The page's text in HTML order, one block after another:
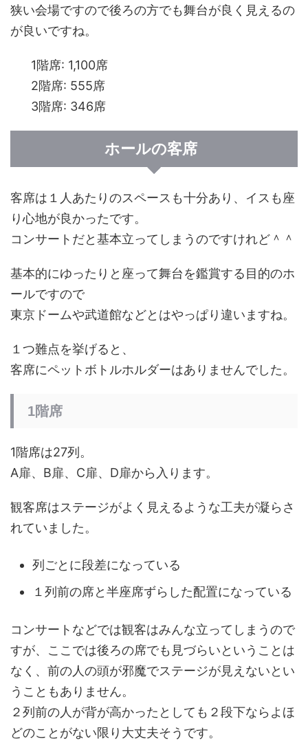
狭い会場ですので後ろの方でも舞台が良く見えるの
が良いですね。
1階席: 1,100席
2階席: 555席
3階席: 346席
ホールの客席
客席は１人あたりのスペースも十分あり、イスも座
り心地が良かったです。
コンサートだと基本立ってしまうのですけれど＾＾
基本的にゆったりと座って舞台を鑑賞する目的のホ
ールですので
東京ドームや武道館などとはやっぱり違いますね。
１つ難点を挙げると、
客席にペットボトルホルダーはありませんでした。
1階席
1階席は27列。
A扉、B扉、C扉、D扉から入ります。
観客席はステージがよく見えるような工夫が凝らさ
れていました。
列ごとに段差になっている
１列前の席と半座席ずらした配置になっている
コンサートなどでは観客はみんな立ってしまうので
すが、ここでは後ろの席でも見づらいということは
なく、前の人の頭が邪魔でステージが見えないとい
うこともありません。
２列前の人が背が高かったとしても２段下ならよほ
どのことがない限り大丈夫そうです。